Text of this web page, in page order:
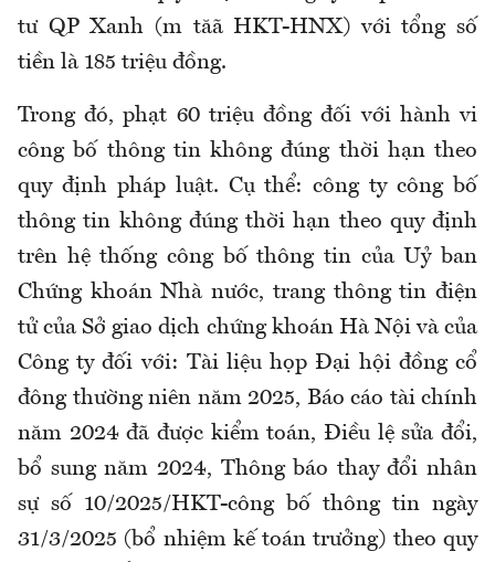
tư QP Xanh (m tăã HKT-HNX) với tổng số
tiền là 185 triệu đồng.
Trong đó, phạt 60 triệu đồng đối với hành vi
công bố thông tin không đúng thời hạn theo
quy định pháp luật. Cụ thể: công ty công bố
thông tin không đúng thời hạn theo quy định
trên hệ thống công bố thông tin của Uỷ ban
Chứng khoán Nhà nước, trang thông tin điện
tử của Sở giao dịch chứng khoán Hà Nội và của
Công ty đối với: Tài liệu họp Đại hội đồng cổ
đông thường niên năm 2025, Báo cáo tài chính
năm 2024 đã được kiểm toán, Điều lệ sửa đổi,
bổ sung năm 2024, Thông báo thay đổi nhân
sự số 10/2025/HKT-công bố thông tin ngày
31/3/2025 (bổ nhiệm kế toán trưởng) theo quy